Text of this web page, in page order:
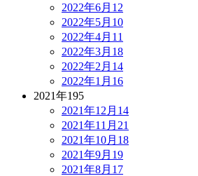
2022年6月 12
2022年5月 10
2022年4月 11
2022年3月 18
2022年2月 14
2022年1月 16
2021年195
2021年12月 14
2021年11月 21
2021年10月 18
2021年9月 19
2021年8月 17